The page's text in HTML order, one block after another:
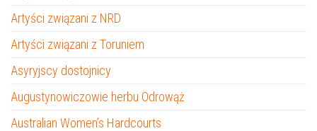
Artyści związani z NRD
Artyści związani z Toruniem
Asyryjscy dostojnicy
Augustynowiczowie herbu Odrowąż
Australian Women’s Hardcourts